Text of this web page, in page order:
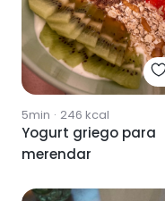
5min · 246 kcal
Yogurt griego para
merendar